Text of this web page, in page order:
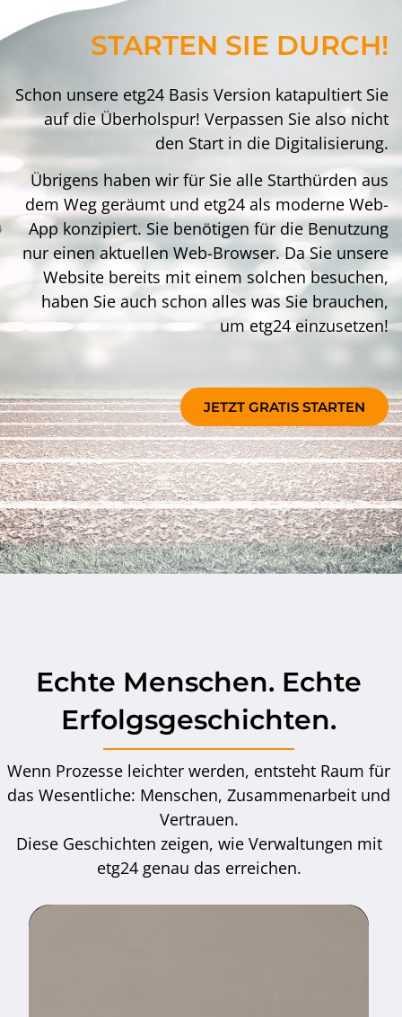
STARTEN SIE DURCH!
Schon unsere etg24 Basis Version katapultiert Sie
auf die Überholspur! Verpassen Sie also nicht
den Start in die Digitalisierung.
Übrigens haben wir für Sie alle Starthürden aus
dem Weg geräumt und etg24 als moderne Web-
App konzipiert. Sie benötigen für die Benutzung
nur einen aktuellen Web-Browser. Da Sie unsere
Website bereits mit einem solchen besuchen,
haben Sie auch schon alles was Sie brauchen,
um etg24 einzusetzen!
JETZT GRATIS STARTEN
Echte Menschen. Echte
Erfolgsgeschichten.
Wenn Prozesse leichter werden, entsteht Raum für
das Wesentliche: Menschen, Zusammenarbeit und
Vertrauen.
Diese Geschichten zeigen, wie Verwaltungen mit
etg24 genau das erreichen.